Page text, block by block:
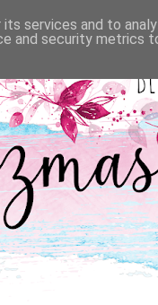
services and to
and security metrics